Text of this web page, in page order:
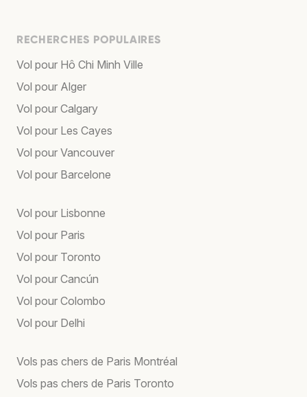
RECHERCHES POPULAIRES
Vol pour Hô Chi Minh Ville
Vol pour Alger
Vol pour Calgary
Vol pour Les Cayes
Vol pour Vancouver
Vol pour Barcelone
Vol pour Lisbonne
Vol pour Paris
Vol pour Toronto
Vol pour Cancún
Vol pour Colombo
Vol pour Delhi
Vols pas chers de Paris Montréal
Vols pas chers de Paris Toronto